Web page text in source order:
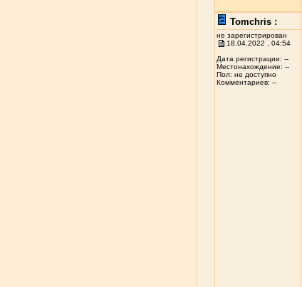
Tomchris :
не зарегистрирован
18.04.2022 , 04:54
Дата регистрации: --
Местонахождение: --
Пол: не доступно
Комментариев: --